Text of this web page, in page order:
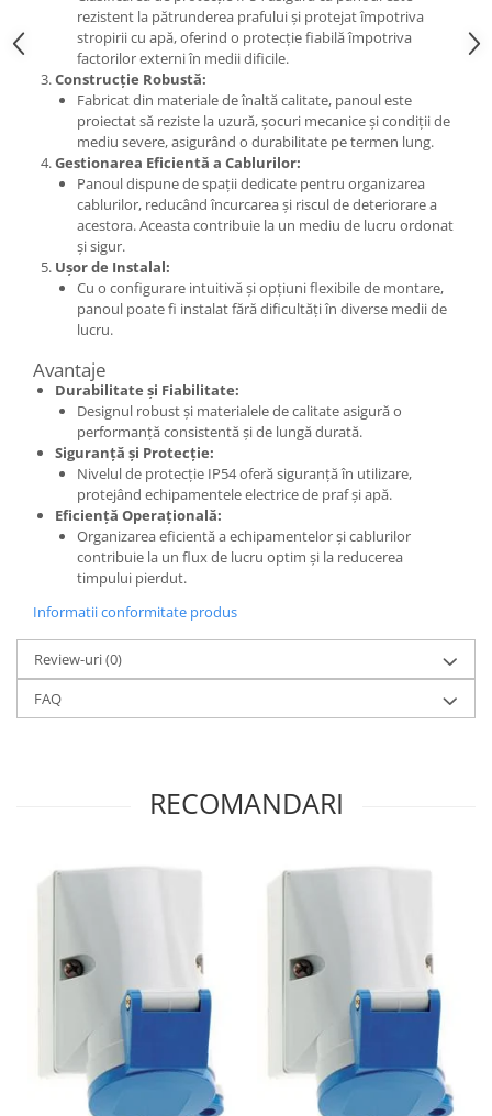
Metalice
Policarbonat
MATERIALE ELECTRICE DIVERSE
Scule
Senzori
Ventilatoare
rezistent la pătrunderea prafului și protejat împotriva
stropirii cu apă, oferind o protecție fiabilă împotriva
factorilor externi în medii dificile.
Construcție Robustă:
Fabricat din materiale de înaltă calitate, panoul este
proiectat să reziste la uzură, șocuri mecanice și condiții de
mediu severe, asigurând o durabilitate pe termen lung.
Gestionarea Eficientă a Cablurilor:
Panoul dispune de spații dedicate pentru organizarea
cablurilor, reducând încurcarea și riscul de deteriorare a
acestora. Aceasta contribuie la un mediu de lucru ordonat
și sigur.
Ușor de Instalal:
Cu o configurare intuitivă și opțiuni flexibile de montare,
panoul poate fi instalat fără dificultăți în diverse medii de
lucru.
Avantaje
Durabilitate și Fiabilitate:
Designul robust și materialele de calitate asigură o
performanță consistentă și de lungă durată.
Siguranță și Protecție:
Nivelul de protecție IP54 oferă siguranță în utilizare,
protejând echipamentele electrice de praf și apă.
Eficiență Operațională:
Organizarea eficientă a echipamentelor și cablurilor
contribuie la un flux de lucru optim și la reducerea
timpului pierdut.
Informatii conformitate produs
Review-uri(0)
FAQ
RECOMANDARI